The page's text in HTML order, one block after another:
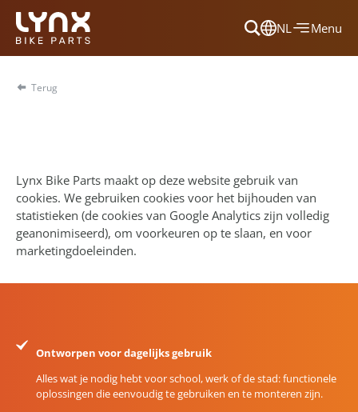
NL
Dansk
Menu
Terug
Lynx Bike Parts maakt op deze website gebruik van
cookies. We gebruiken cookies voor het bijhouden van
statistieken (de cookies van Google Analytics zijn volledig
geanonimiseerd), om voorkeuren op te slaan, en voor
marketingdoeleinden.
Ontworpen voor dagelijks gebruik
Alles wat je nodig hebt voor school, werk of de stad: functionele
oplossingen die eenvoudig te gebruiken en te monteren zijn.